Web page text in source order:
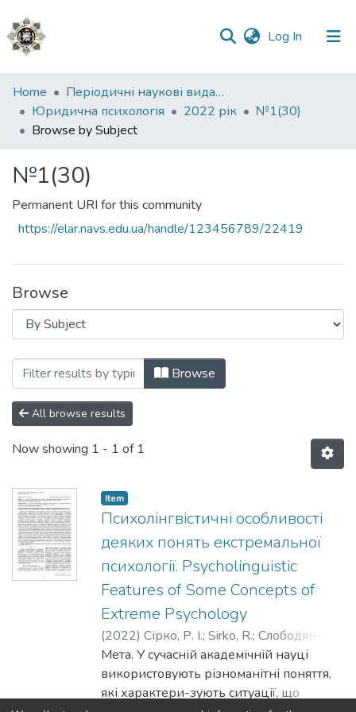
Log In (current)
Communities
&
Collections
Home
Періодичні наукові видання НАВС
Юридична психологія
2022 рік
№1(30)
Browse by Subject
№1(30)
Permanent URI for this community
https://elar.navs.edu.ua/handle/123456789/22419
Browse
Browsing №1(30) by Subject "extreme
Browse
All browse results
Now showing 1 - 1 of 1
Item
Психолінгвістичні особливості
деяких понять екстремальної
психології. Psycholinguistic
Features of Some Concepts of
Extreme Psychology
(2022) Сірко, Р. І.; Sirko, R.; Слободяник,
В. І.;Slobodianyk, V.
Мета. У сучасній академічній науці
використовують різноманітні поняття,
які характери-зують ситуації, що